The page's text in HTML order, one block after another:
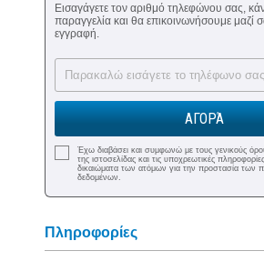
Εισαγάγετε τον αριθμό τηλεφώνου σας,
παραγγελία και θα επικοινωνήσουμε μαζί
εγγραφή.
ΑΓΟΡΆ
Έχω διαβάσει και συμφωνώ με τους γενικούς
της ιστοσελίδας και τις υποχρεωτικές
δικαιώματα των ατόμων για την προστασία των
δεδομένων.
Πληροφορίες